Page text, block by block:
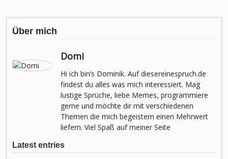
Über mich
Domi
Hi ich bin’s Dominik. Auf diesereinespruch.de
findest du alles was mich interessiert. Mag
lustige Sprüche, liebe Memes, programmiere
gerne und möchte dir mit verschiedenen
Themen die mich begeistern einen Mehrwert
liefern. Viel Spaß auf meiner Seite
Latest entries